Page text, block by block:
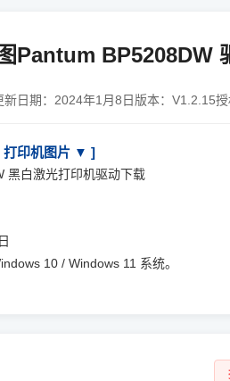
Pantum BP5208DW
新日期： 2024年1月8日 版本： V1.2.15
打印机图片 ▼ ]
黑白激光打印机驱动下载
10 / Windows 11 系统。